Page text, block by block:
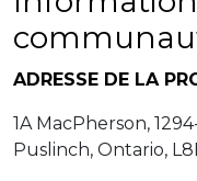
ADRESSE DE LA
1A MacPherson,
Puslinch, Ontario,